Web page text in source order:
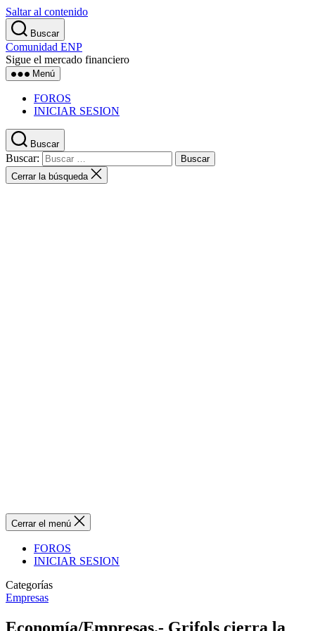
Saltar al contenido
Buscar
Comunidad ENP
Sigue el mercado financiero
Menú
FOROS
INICIAR SESION
Buscar
Buscar:
Cerrar la búsqueda
Cerrar el menú
FOROS
INICIAR SESION
Categorías
Empresas